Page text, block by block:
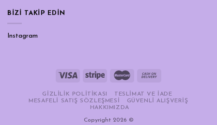
BİZİ TAKİP EDİN
Instagram
GIZLILIK POLITIKASI
TESLIMAT VE İADE
MESAFELI SATIŞ SÖZLEŞMESI
GÜVENLI ALIŞVERIŞ
HAKKIMIZDA
Copyright 2026 ©